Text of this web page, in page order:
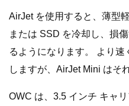
AirJet を使用すると、薄型
または SSD を冷却し、損
るようになります。 より
しますが、AirJet Mini はそ
OWC は、3.5 インチ キャ